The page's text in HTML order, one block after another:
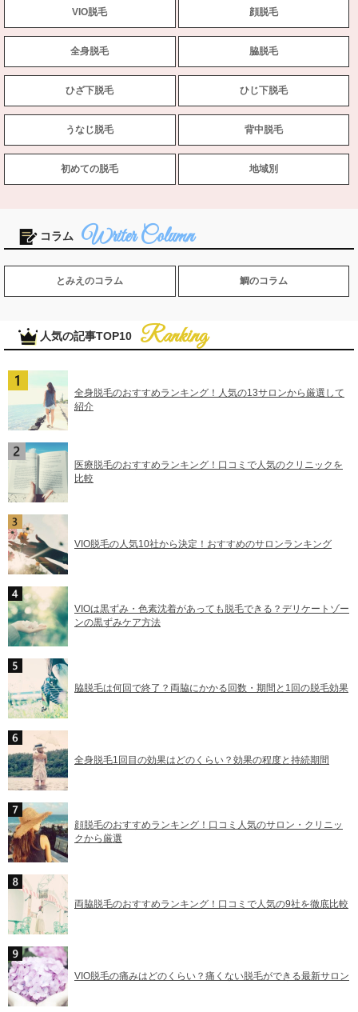
VIO脱毛 顔脱毛
全身脱毛 脇脱毛
ひざ下脱毛 ひじ下脱毛
うなじ脱毛 背中脱毛
初めての脱毛 地域別
コラム
とみえのコラム 鯛のコラム
人気の記事TOP10
全身脱毛のおすすめランキング！人気の13サロンから厳選して
紹介
医療脱毛のおすすめランキング！口コミで人気のクリニックを
比較
VIO脱毛の人気10社から決定！おすすめのサロンランキング
VIOは黒ずみ・色素沈着があっても脱毛できる？デリケートゾー
ンの黒ずみケア方法
脇脱毛は何回で終了？両脇にかかる回数・期間と1回の脱毛効果
全身脱毛1回目の効果はどのくらい？効果の程度と持続期間
顔脱毛のおすすめランキング！口コミ人気のサロン・クリニッ
クから厳選
両脇脱毛のおすすめランキング！口コミで人気の9社を徹底比較
VIO脱毛の痛みはどのくらい？痛くない脱毛ができる最新サロン